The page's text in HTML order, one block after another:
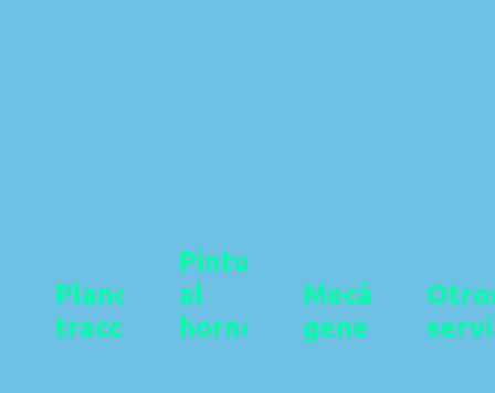
Planchado y
traccionamiento
asesor
Pintura
al
horno
Contacta un
asesor
tus datos
Mecánica
general
asesor
asesor